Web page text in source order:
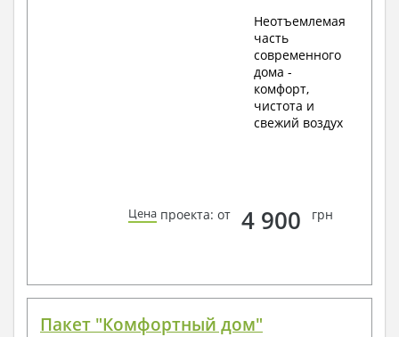
Неотъемлемая
часть
современного
дома -
комфорт,
чистота и
свежий воздух
Цена проекта: от 4 900 грн
Пакет "Комфортный дом"